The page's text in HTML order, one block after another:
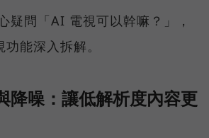
疑問「AI 電視可以幹嘛？」，
能深入拆解。
降噪：讓低解析度內容更